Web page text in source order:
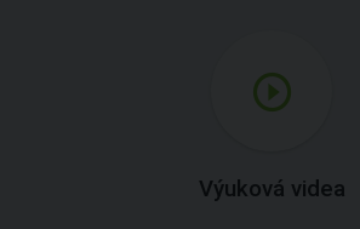
Výuková videa